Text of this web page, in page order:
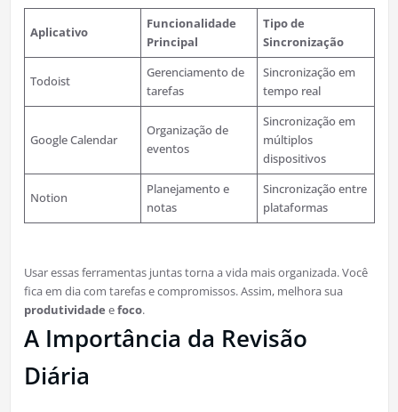
Aplicativo
Funcionalidade
Principal
Tipo de
Sincronização
Todoist
Gerenciamento de
tarefas
Sincronização em
tempo real
Google Calendar
Organização de
eventos
Sincronização em
múltiplos
dispositivos
Notion
Planejamento e
notas
Sincronização entre
plataformas
Usar essas ferramentas juntas torna a vida mais organizada. Você
fica em dia com tarefas e compromissos. Assim, melhora sua
produtividade efoco.
A Importância da Revisão
Diária